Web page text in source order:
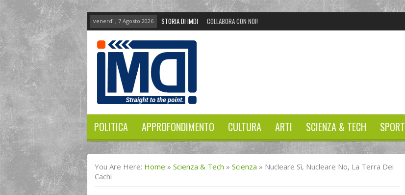
venerdì , 7 Agosto 2026 STORIA DI IMDI COLLABORA CON NOI!
POLITICA APPROFONDIMENTO CULTURA ARTI SCIENZA & TECH SPORT
You Are Here: Home » Scienza & Tech » Scienza » Nucleare Sì, Nucleare No, La Terra Dei
Cachi